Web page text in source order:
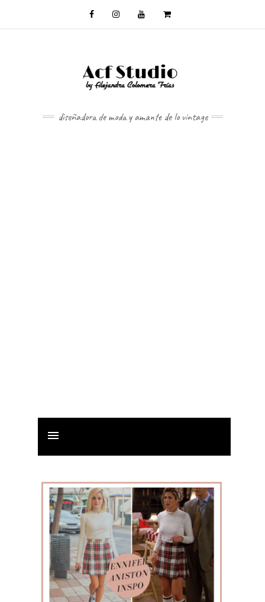
diseñadora de moda y amante de lo vintage